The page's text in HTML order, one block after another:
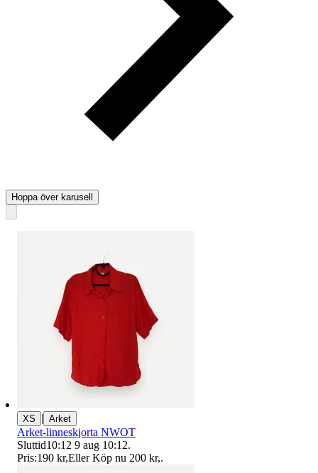
Hoppa över karusell
XS | Arket
Arket-linneskjorta NWOT
Sluttid10:12 9 aug 10:12.
Pris:190 kr,Eller Köp nu 200 kr,.